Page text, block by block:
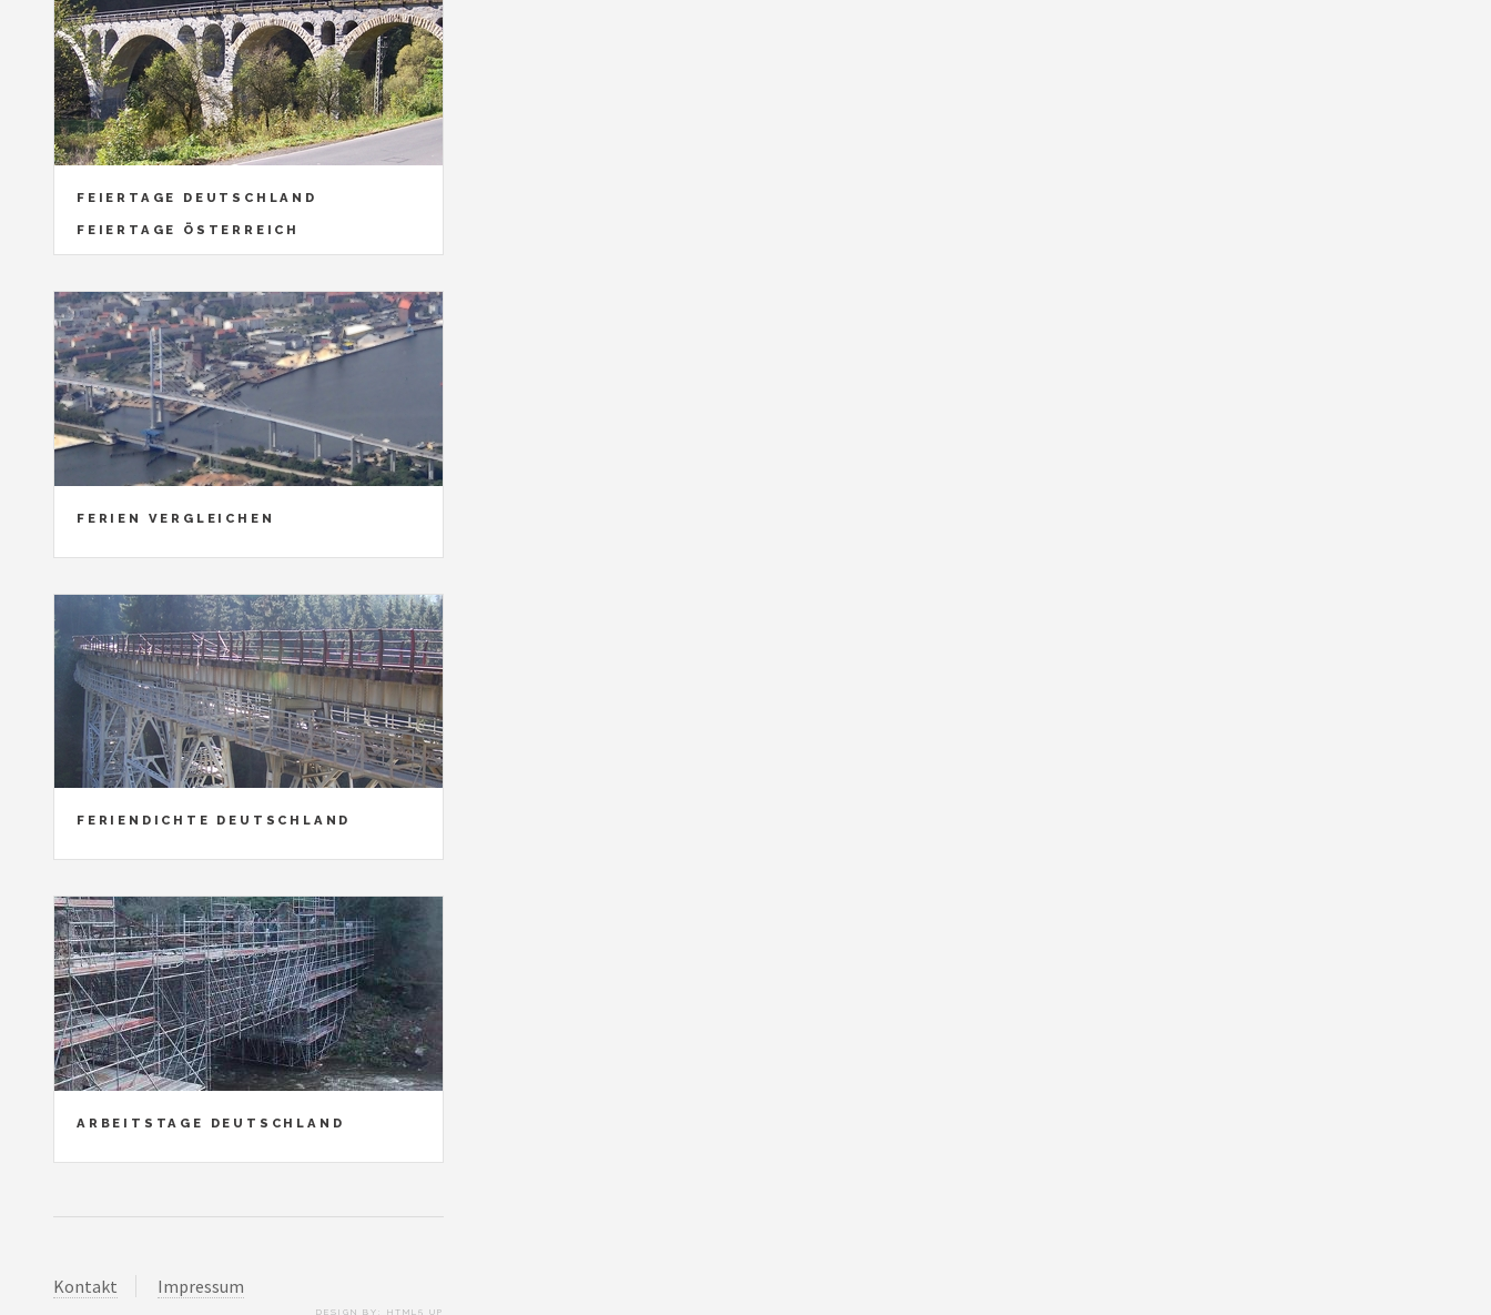
FEIERTAGE DEUTSCHLAND
FEIERTAGE ÖSTERREICH
FERIEN VERGLEICHEN
FERIENDICHTE DEUTSCHLAND
ARBEITSTAGE DEUTSCHLAND
Kontakt Impressum
DESIGN BY: HTML5 UP